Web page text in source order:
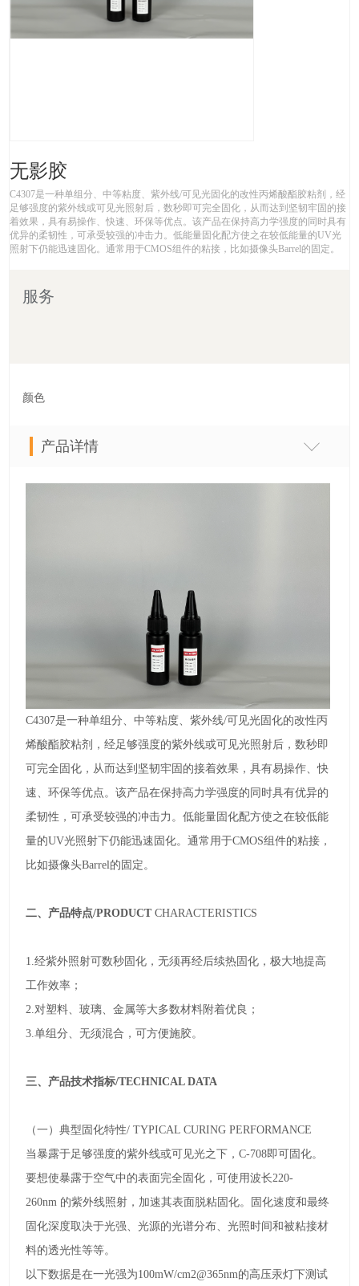
无影胶
C4307是一种单组分、中等粘度、紫外线/可见光固化的改性丙烯酸酯胶粘剂，经
足够强度的紫外线或可见光照射后，数秒即可完全固化，从而达到坚韧牢固的接
着效果，具有易操作、快速、环保等优点。该产品在保持高力学强度的同时具有
优异的柔韧性，可承受较强的冲击力。低能量固化配方使之在较低能量的UV光
照射下仍能迅速固化。通常用于CMOS组件的粘接，比如摄像头Barrel的固定。
服务
颜色
产品详情
C4307是一种单组分、中等粘度、紫外线/可见光固化的改性丙
烯酸酯胶粘剂，经足够强度的紫外线或可见光照射后，数秒即
可完全固化，从而达到坚韧牢固的接着效果，具有易操作、快
速、环保等优点。该产品在保持高力学强度的同时具有优异的
柔韧性，可承受较强的冲击力。低能量固化配方使之在较低能
量的UV光照射下仍能迅速固化。通常用于CMOS组件的粘接，
比如摄像头Barrel 的固定。
二、产品特点/PRODUCTCHARACTERISTICS
1.经紫外照射可数秒固化，无须再经后续热固化，极大地提高
工作效率；
2. 对塑料、玻璃、金属等大多数材料附着优良；
3.单组分、无须混合，可方便施胶。
三、产品技术指标/TECHNICAL DATA
（一）典型固化特性/ TYPICAL CURING PERFORMANCE
当暴露于足够强度的紫外线或可见光之下，C-708即可固化。
要想使暴露于空气中的表面完全固化，可使用波长220-
260nm 的紫外线照射，加速其表面脱粘固化。固化速度和最终
固化深度取决于光强、光源的光谱分布、光照时间和被粘接材
料的透光性等等。
以下数据是在一光强为100mW/cm2@365nm的高压汞灯下测试